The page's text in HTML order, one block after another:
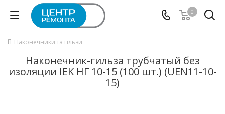
0
Наконечники та гільзи
Наконечник-гильза трубчатый без
изоляции IEK НГ 10-15 (100 шт.) (UEN11-10-
15)